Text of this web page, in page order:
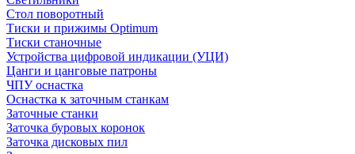
Стол поворотный
Тиски и прижимы Optimum
Тиски станочные
Устройства цифровой индикации (УЦИ)
Цанги и цанговые патроны
ЧПУ оснастка
Оснастка к заточным станкам
Заточные станки
Заточка буровых коронок
Заточка дисковых пил